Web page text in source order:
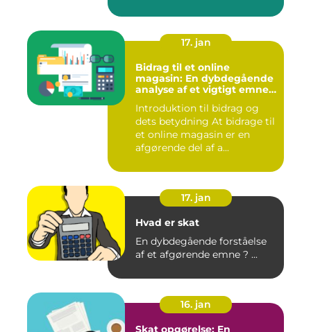
17. jan
Bidrag til et online
magasin: En dybdegående
analyse af et vigtigt emne
Introduktion til bidrag og
dets betydning At bidrage til
et online magasin er en
afgørende del af a...
17. jan
Hvad er skat
En dybdegående forståelse
af et afgørende emne ? ...
16. jan
Skat opgørelse: En